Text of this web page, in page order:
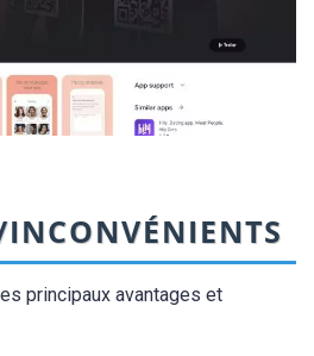
principaux avantages et